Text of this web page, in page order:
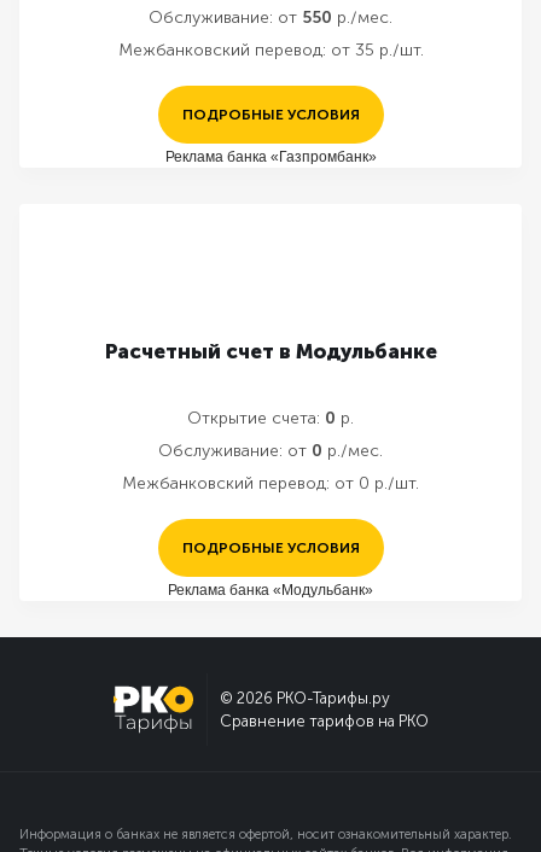
Обслуживание: от 550 р./мес.
Межбанковский перевод: от 35 р./шт.
ПОДРОБНЫЕ УСЛОВИЯ
Реклама банка «Газпромбанк»
Расчетный счет в Модульбанке
Открытие счета: 0 р.
Обслуживание: от 0 р./мес.
Межбанковский перевод: от 0 р./шт.
ПОДРОБНЫЕ УСЛОВИЯ
Реклама банка «Модульбанк»
© 2026 РКО-Тарифы.ру
Сравнение тарифов на РКО
Информация о банках не является офертой, носит ознакомительный характер.